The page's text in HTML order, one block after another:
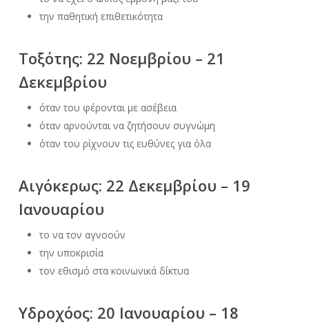
την παθητική επιθετικότητα
Τοξότης: 22 Νοεμβρίου – 21
Δεκεμβρίου
όταν του φέρονται με ασέβεια
όταν αρνούνται να ζητήσουν συγνώμη
όταν του ρίχνουν τις ευθύνες για όλα
Αιγόκερως: 22 Δεκεμβρίου – 19
Ιανουαρίου
το να τον αγνοούν
την υποκρισία
τον εθισμό στα κοινωνικά δίκτυα
Υδροχόος: 20 Ιανουαρίου – 18